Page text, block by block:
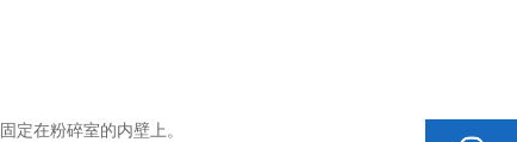
在粉碎室的内壁上。